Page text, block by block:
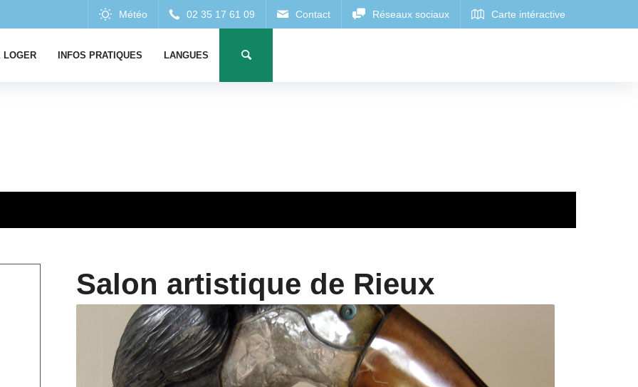
LOGER INFOS PRATIQUES LANGUES
Salon artistique de Rieux